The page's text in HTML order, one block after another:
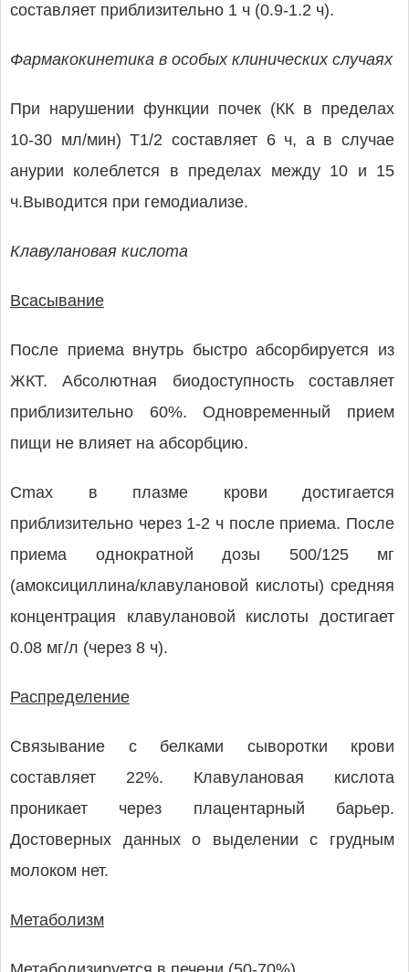
составляет приблизительно 1 ч (0.9-1.2 ч).
Фармакокинетика в особых клинических случаях
При нарушении функции почек (КК в пределах
10-30 мл/мин) T1/2 составляет 6 ч, а в случае
анурии колеблется в пределах между 10 и 15
ч.Выводится при гемодиализе.
Клавулановая кислота
Всасывание
После приема внутрь быстро абсорбируется из
ЖКТ. Абсолютная биодоступность составляет
приблизительно 60%. Одновременный прием
пищи не влияет на абсорбцию.
Cmax в плазме крови достигается
приблизительно через 1-2 ч после приема. После
приема однократной дозы 500/125 мг
(амоксициллина/клавулановой кислоты) средняя
концентрация клавулановой кислоты достигает
0.08 мг/л (через 8 ч).
Распределение
Связывание с белками сыворотки крови
составляет 22%. Клавулановая кислота
проникает через плацентарный барьер.
Достоверных данных о выделении с грудным
молоком нет.
Метаболизм